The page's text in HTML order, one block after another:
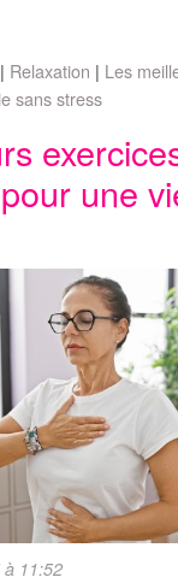
Relaxation
Les
sans stress
une
11:52